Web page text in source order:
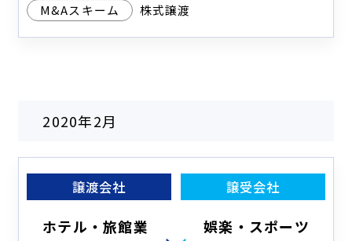
M&Aスキーム
株式譲渡
2020年2月
譲渡会社
ホテル・旅館業
譲受会社
娯楽・スポーツ